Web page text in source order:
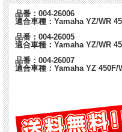
品番：004-26006
適合車種：Yamaha YZ/WR
品番：004-26005
適合車種：Yamaha YZ/WR
品番：004-26007
適合車種：Yamaha YZ 450F/